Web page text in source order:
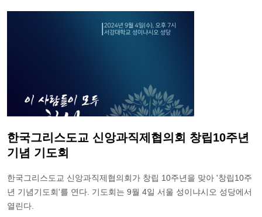
한국그리스도교 신앙과직제협의회 창립10주년
기념 기도회
한국그리스도교 신앙과직제협의회가 창립 10주년을 맞아 '창립10주
년 기념기도회'를 연다. 기도회는 9월 4일 서울 성이냐시오 성당에서
열린다.